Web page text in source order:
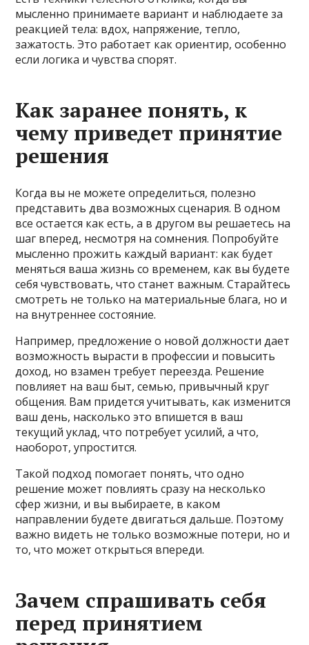
мысленно принимаете вариант и наблюдаете за
реакцией тела: вдох, напряжение, тепло,
зажатость. Это работает как ориентир, особенно
если логика и чувства спорят.
Как заранее понять, к
чему приведет принятие
решения
Когда вы не можете определиться, полезно
представить два возможных сценария. В одном
все остается как есть, а в другом вы решаетесь на
шаг вперед, несмотря на сомнения. Попробуйте
мысленно прожить каждый вариант: как будет
меняться ваша жизнь со временем, как вы будете
себя чувствовать, что станет важным. Старайтесь
смотреть не только на материальные блага, но и
на внутреннее состояние.
Например, предложение о новой должности дает
возможность вырасти в профессии и повысить
доход, но взамен требует переезда. Решение
повлияет на ваш быт, семью, привычный круг
общения. Вам придется учитывать, как изменится
ваш день, насколько это впишется в ваш
текущий уклад, что потребует усилий, а что,
наоборот, упростится.
Такой подход помогает понять, что одно
решение может повлиять сразу на несколько
сфер жизни, и вы выбираете, в каком
направлении будете двигаться дальше. Поэтому
важно видеть не только возможные потери, но и
то, что может открыться впереди.
Зачем спрашивать себя
перед принятием